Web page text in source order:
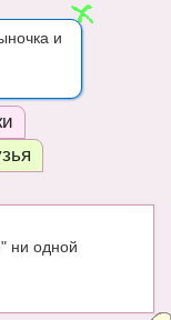
и
ни одной